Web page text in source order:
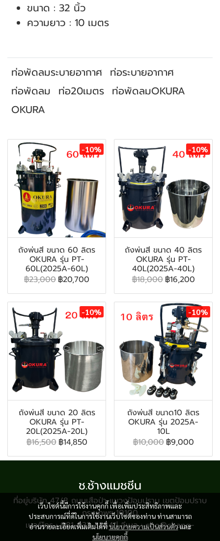
ขนาด : 32 นิ้ว
ความยาว : 10 เมตร
ท่อพัดลมระบายอากาศ ท่อระบายอากาศ
ท่อพัดลม ท่อ20เมตร ท่อพัดลมOKURA
OKURA
-10%
ถังพ่นสี ขนาด 60 ลิตร
OKURA รุ่น PT-
60L(2025A-60L)
฿23,000 ฿20,700
-10%
ถังพ่นสี ขนาด 40 ลิตร
OKURA รุ่น PT-
40L(2025A-40L)
฿18,000 ฿16,200
-10%
ถังพ่นสี ขนาด 20 ลิตร
OKURA รุ่น PT-
20L(2025A-20L)
฿16,500 ฿14,850
-10%
ถังพ่นสี ขนาด10 ลิตร
OKURA รุ่น 2025A-
10L
฿10,000 ฿9,000
เว็บไซต์นี้มีการใช้งานคุกกี้ เพื่อเพิ่มประสิทธิภาพและ
ประสบการณ์ที่ดีในการใช้งานเว็บไซต์ของท่าน ท่านสามารถ
อ่านรายละเอียดเพิ่มเติมได้ที่นโยบายความเป็นส่วนตัวและ
นโยบายคุกกี้
ช.ช้างแมชชีน
ที่อยู่บริษัท 47/8 ถนนเสือป่า แขวงป้อมปราบ เขตป้อมปราบ
กรุงเทพฯ 10100
เบอร์โทร : 081-933-3884 | อีเมล : cho@chang-
shop.com